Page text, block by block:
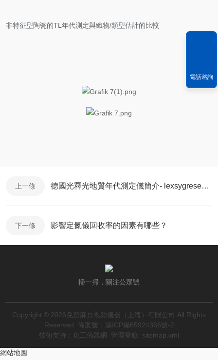
非特征型陶瓷的TL年代測定與織物/類型估計的比較
上一條 德國光釋光地質年代測定儀簡介- lexsygresearch
下一條 影響定氮儀回收率的因素有哪些？
掃一掃，關注公眾號
Copyright © 2026免费麻豆视频儀器（上海）有限公司 All Rights
Reserved 備案號：滬ICP備65924366號-2
技術支持： 化工儀器網 管理登錄 sitemap.xml
電話谘詢
網站地圖